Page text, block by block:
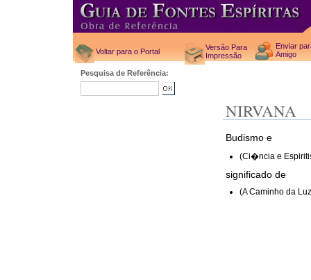
Voltar para o Portal
Versão Para
Impressão
Enviar
Amigo
Pesquisa de Referência:
NIRVANA
Budismo e
(Ci�ncia e
significado de
(A Caminho da